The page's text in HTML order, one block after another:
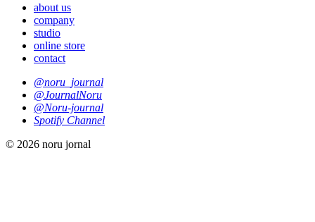
about us
company
studio
online store
contact
@noru_journal
@JournalNoru
@Noru-journal
Spotify Channel
© 2026 noru jornal